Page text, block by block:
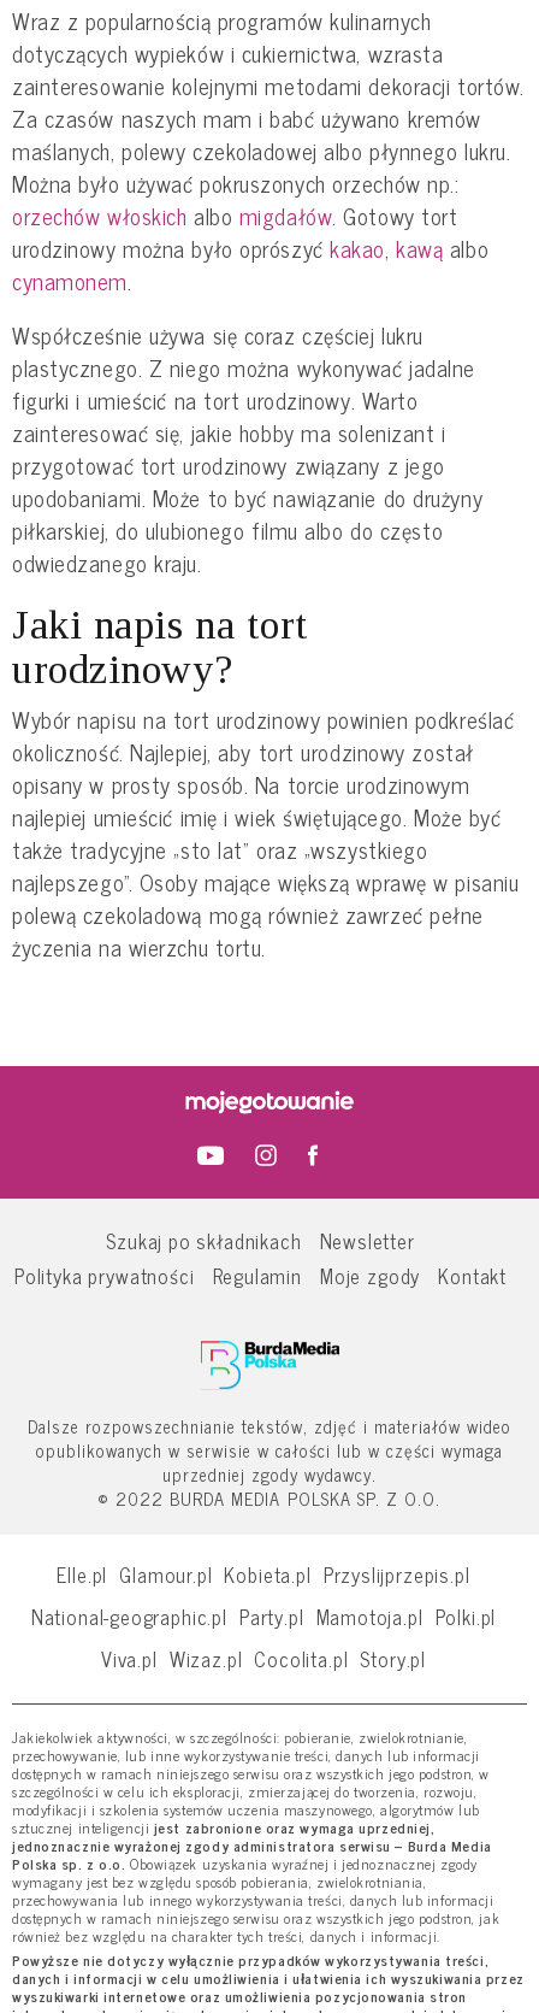
Wraz z popularnością programów kulinarnych
dotyczących wypieków i cukiernictwa, wzrasta
zainteresowanie kolejnymi metodami dekoracji tortów.
Za czasów naszych mam i babć używano kremów
maślanych, polewy czekoladowej albo płynnego lukru.
Można było używać pokruszonych orzechów np.:
orzechów włoskich albo migdałów. Gotowy tort
urodzinowy można było oprószyćkakao,kawą albo
cynamonem.
Współcześnie używa się coraz częściej lukru
plastycznego. Z niego można wykonywać jadalne
figurki i umieścić na tort urodzinowy. Warto
zainteresować się, jakie hobby ma solenizant i
przygotować tort urodzinowy związany z jego
upodobaniami. Może to być nawiązanie do drużyny
piłkarskiej, do ulubionego filmu albo do często
odwiedzanego kraju.
Jaki napis na tort
urodzinowy?
Wybór napisu na tort urodzinowy powinien podkreślać
okoliczność. Najlepiej, aby tort urodzinowy został
opisany w prosty sposób. Na torcie urodzinowym
najlepiej umieścić imię i wiek świętującego. Może być
także tradycyjne „sto lat” oraz „wszystkiego
najlepszego”. Osoby mające większą wprawę w pisaniu
polewą czekoladową mogą również zawrzeć pełne
życzenia na wierzchu tortu.
Szukaj po składnikach
Newsletter
Polityka prywatności
Regulamin Moje zgody Kontakt
Dalsze rozpowszechnianie tekstów, zdjęć i materiałów wideo
opublikowanych w serwisie w całości lub w części wymaga
uprzedniej zgody wydawcy.
© 2022 BURDA MEDIA POLSKA SP. Z O.O.
Elle.pl Glamour.pl Kobieta.pl Przyslijprzepis.pl
National-geographic.pl Party.pl Mamotoja.pl Polki.pl
Viva.pl Wizaz.pl Cocolita.pl Story.pl
Jakiekolwiek aktywności, w szczególności: pobieranie, zwielokrotnianie,
przechowywanie, lub inne wykorzystywanie treści, danych lub informacji
dostępnych w ramach niniejszego serwisu oraz wszystkich jego podstron, w
szczególności w celu ich eksploracji, zmierzającej do tworzenia, rozwoju,
modyfikacji i szkolenia systemów uczenia maszynowego, algorytmów lub
sztucznej inteligencji jest zabronione oraz wymaga uprzedniej,
jednoznacznie wyrażonej zgody administratora serwisu – Burda Media
Polska sp. z o.o. Obowiązek uzyskania wyraźnej i jednoznacznej zgody
wymagany jest bez względu sposób pobierania, zwielokrotniania,
przechowywania lub innego wykorzystywania treści, danych lub informacji
dostępnych w ramach niniejszego serwisu oraz wszystkich jego podstron, jak
również bez względu na charakter tych treści, danych i informacji.
Powyższe nie dotyczy wyłącznie przypadków wykorzystywania treści,
danych i informacji w celu umożliwienia i ułatwienia ich wyszukiwania przez
wyszukiwarki internetowe oraz umożliwienia pozycjonowania stron